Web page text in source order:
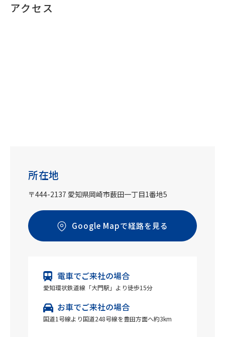
アクセス
所在地
〒444-2137 愛知県岡崎市薮田一丁目1番地5
Google Mapで経路を見る
電車でご来社の場合
愛知環状鉄道線「大門駅」より徒歩15分
お車でご来社の場合
国道1号線より国道248号線を豊田方面へ約3km